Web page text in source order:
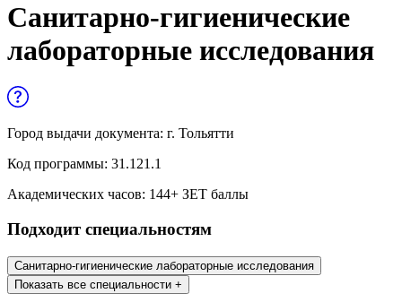
медицине
Образование и педагогические науки
Социология и социальная работа
и служащих
История и археология
Санитарно-гигиенические
лабораторные исследования
Город выдачи документа: г. Тольятти
Код программы: 31.121.1
Академических часов: 144+ ЗЕТ баллы
Подходит специальностям
Санитарно-гигиенические лабораторные исследования
Показать все специальности +